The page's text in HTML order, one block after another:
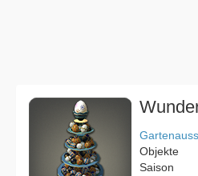
Objekte
Saison